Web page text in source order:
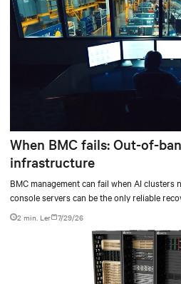
When BMC fails: Out-of-
infrastructure
BMC management can fail when AI clusters
console servers can be the only reliable
at scale.
2 min. Ler 7/29/26